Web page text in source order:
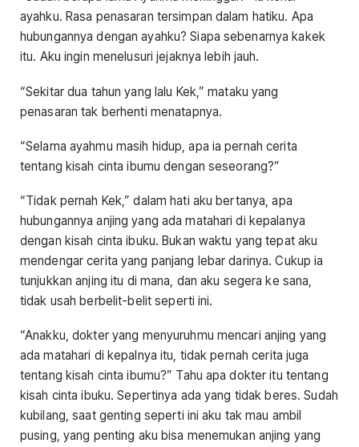
ayahku. Rasa penasaran tersimpan dalam hatiku. Apa
hubungannya dengan ayahku? Siapa sebenarnya kakek
itu. Aku ingin menelusuri jejaknya lebih jauh.
“Sekitar dua tahun yang lalu Kek,” mataku yang
penasaran tak berhenti menatapnya.
“Selama ayahmu masih hidup, apa ia pernah cerita
tentang kisah cinta ibumu dengan seseorang?”
“Tidak pernah Kek,” dalam hati aku bertanya, apa
hubungannya anjing yang ada matahari di kepalanya
dengan kisah cinta ibuku. Bukan waktu yang tepat aku
mendengar cerita yang panjang lebar darinya. Cukup ia
tunjukkan anjing itu di mana, dan aku segera ke sana,
tidak usah berbelit-belit seperti ini.
“Anakku, dokter yang menyuruhmu mencari anjing yang
ada matahari di kepalnya itu, tidak pernah cerita juga
tentang kisah cinta ibumu?” Tahu apa dokter itu tentang
kisah cinta ibuku. Sepertinya ada yang tidak beres. Sudah
kubilang, saat genting seperti ini aku tak mau ambil
pusing, yang penting aku bisa menemukan anjing yang